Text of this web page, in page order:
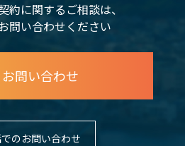
約に関するご相談は、
問い合わせください
お問い合わせ
のお問い合わせ